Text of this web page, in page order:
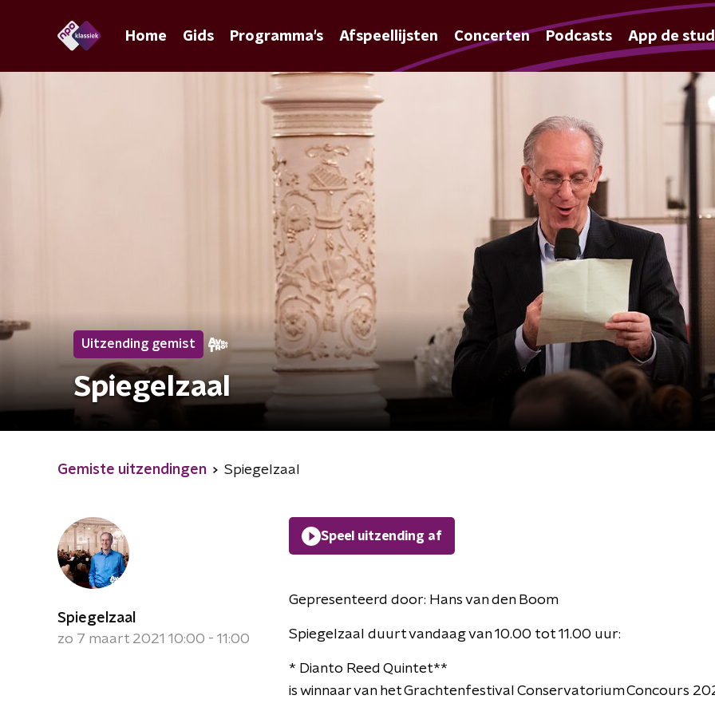
Home Gids Programma's Afspeellijsten Concerten Podcasts App de
Uitzending gemist
Spiegelzaal
Gemiste uitzendingen Spiegelzaal
Spiegelzaal
zo 7 maart 2021 10:00 - 11:00
Speel uitzending af
Gepresenteerd door: Hans van den Boom
Spiegelzaal duurt vandaag van 10.00 tot 11.00 uur:
* Dianto Reed Quintet**
is winnaar van het Grachtenfestival Conservatorium Concours